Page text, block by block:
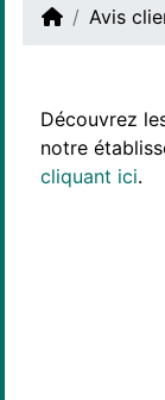
Avis
Découvrez
notre
cliquant ici.